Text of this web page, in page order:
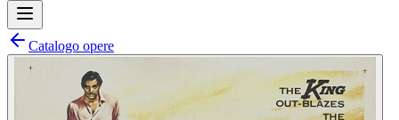
Catalogo opere